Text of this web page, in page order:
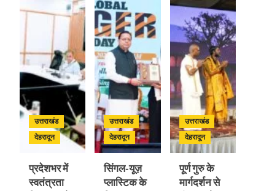
का
सख्त
ब्लैक
स्पॉट
होंगे
सुरक्षित,
हर
माह
होगी
प्रगति
समीक्षा
पुष्कर
सिंह
धामी
ने
किया
मसूरी
विधानसभा
में
विभिन्न
विकास
योजनाओं
का
–
शिलान्यास
और
चरण
प्रक्षालन
के
साथ
देवभूमि
ने
किया
शिवभक्त
कांवड़ियों
का
अभिनंदन
उत्तराखंड
देहरादून
प्रदेशभर में
स्वतंत्रता
उत्तराखंड
देहरादून
सिंगल-यूज़
प्लास्टिक के
उत्तराखंड
देहरादून
पूर्ण गुरु के
मार्गदर्शन से